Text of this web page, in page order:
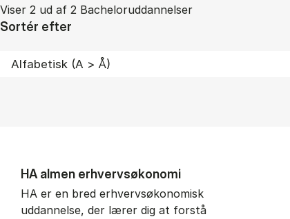
Viser 2 ud af 2 Bacheloruddannelser
Sortér efter
HA al­men erhvervs­økonomi
HA er en bred erhvervsøkonomisk
uddannelse, der lærer dig at forstå